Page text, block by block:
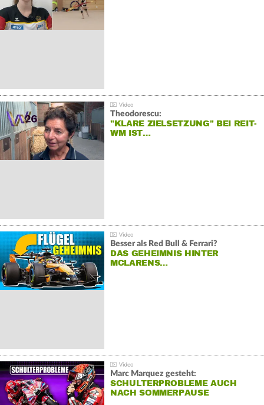
Theodorescu:
"KLARE ZIELSETZUNG" BEI REIT-
WM IST…
Besser als Red Bull & Ferrari?
DAS GEHEIMNIS HINTER
MCLARENS…
Marc Marquez gesteht:
SCHULTERPROBLEME AUCH
NACH SOMMERPAUSE